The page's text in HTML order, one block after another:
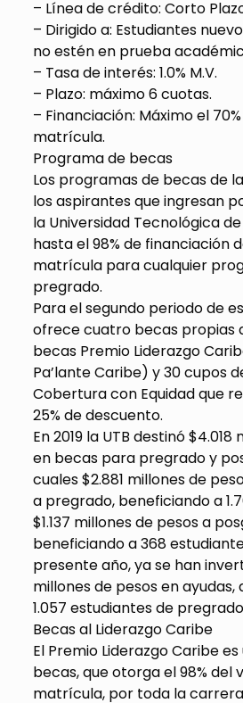
– Línea de crédito: Corto
– Dirigido a: Estudiantes
no estén en prueba
– Tasa de interés: 1.0% M.V.
– Plazo: máximo 6 cuotas.
– Financiación: Máximo el
matrícula.
Programa de becas
Los programas de becas de
los aspirantes que ingresan
la Universidad Tecnológica
hasta el 98% de financiación
matrícula para cualquier
pregrado.
Para el segundo periodo de
ofrece cuatro becas propias
becas Premio Liderazgo
Pa’lante Caribe) y 30 cupos
Cobertura con Equidad que
25% de descuento.
En 2019 la UTB destinó
en becas para pregrado y
cuales $2.881 millones de
a pregrado, beneficiando a
$1.137 millones de pesos a
beneficiando a 368
presente año, ya se han
millones de pesos en ayudas,
1.057 estudiantes de
Becas al Liderazgo Caribe
El Premio Liderazgo Caribe
becas, que otorga el 98% del
matrícula, por toda la